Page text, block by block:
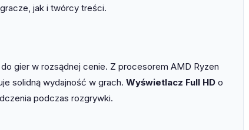
jak i twórcy treści.
gier w rozsądnej cenie. Z procesorem AMD Ryzen
solidną wydajność w grach. Wyświetlacz Full HD o
podczas rozgrywki.